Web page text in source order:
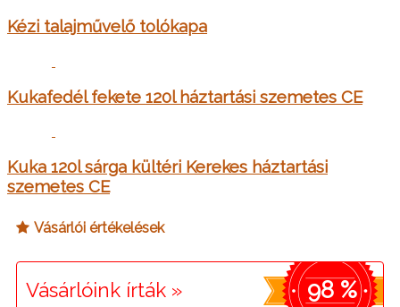
Kézi talajművelő tolókapa
Kukafedél fekete 120l háztartási szemetes CE
Kuka 120l sárga kültéri Kerekes háztartási
szemetes CE
Vásárlói értékelések
Vásárlóink írták » 98 %